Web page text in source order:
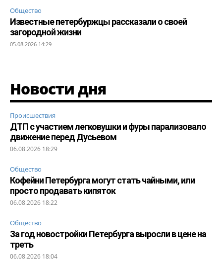
Общество
Известные петербуржцы рассказали о своей
загородной жизни
05.08.2026 14:29
Новости дня
Происшествия
ДТП с участием легковушки и фуры парализовало
движение перед Дусьевом
06.08.2026 18:29
Общество
Кофейни Петербурга могут стать чайными, или
просто продавать кипяток
06.08.2026 18:22
Общество
За год новостройки Петербурга выросли в цене на
треть
06.08.2026 18:04